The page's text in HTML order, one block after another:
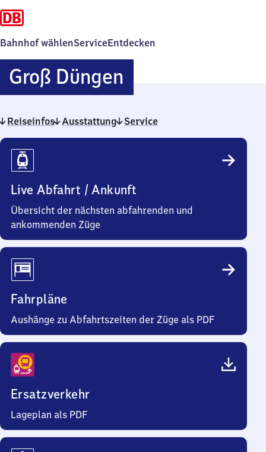
Bahnhof wählenServiceEntdecken
Groß DüngenGroß
Düngen
Reiseinfos Ausstattung Service
Reiseinfos
Live Abfahrt / Ankunft
Übersicht der nächsten abfahrenden und
ankommenden Züge
Fahrpläne
Aushänge zu Abfahrtszeiten der Züge als PDF
Ersatzverkehr
Lageplan als PDF